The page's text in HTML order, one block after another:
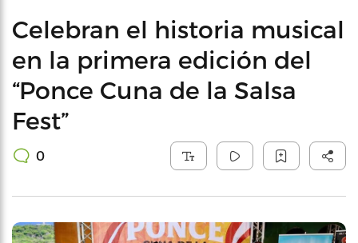
Celebran el historia musical
en la primera edición del
“Ponce Cuna de la Salsa
Fest”
0